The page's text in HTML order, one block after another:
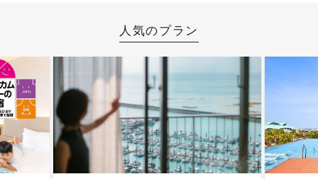
人気のプラン